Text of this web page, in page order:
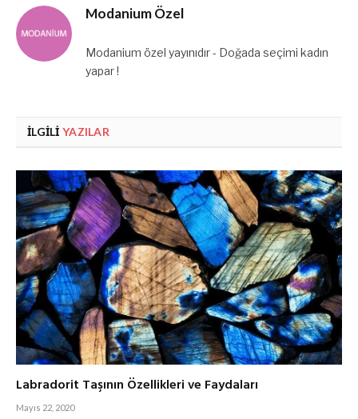
Modanium Özel
Modanium özel yayınıdır - Doğada seçimi kadın
yapar !
İLGILI YAZILAR
Labradorit Taşının Özellikleri ve Faydaları
Mayıs 22, 2020